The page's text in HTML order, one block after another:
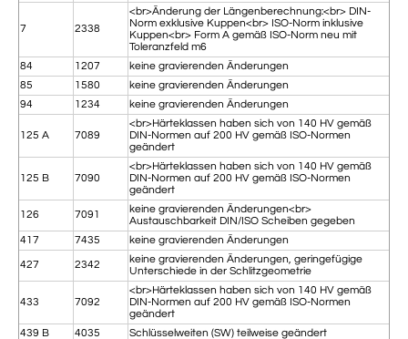
7 2338
<br>Änderung der Längenberechnung:<br> DIN-
Norm exklusive Kuppen<br> ISO-Norm inklusive
Kuppen<br> Form A gemäß ISO-Norm neu mit
Toleranzfeld m6
84
1207
keine gravierenden Änderungen
85
1580
keine gravierenden Änderungen
94
1234 keine gravierenden Änderungen
125 A 7089
<br>Härteklassen haben sich von 140 HV gemäß
DIN-Normen auf 200 HV gemäß ISO-Normen
geändert
125 B 7090
<br>Härteklassen haben sich von 140 HV gemäß
DIN-Normen auf 200 HV gemäß ISO-Normen
geändert
126 7091
keine gravierenden Änderungen<br>
Austauschbarkeit DIN/ISO Scheiben gegeben
417
7435 keine gravierenden Änderungen
427 2342
keine gravierenden Änderungen, geringefügige
Unterschiede in der Schlitzgeometrie
433 7092
<br>Härteklassen haben sich von 140 HV gemäß
DIN-Normen auf 200 HV gemäß ISO-Normen
geändert
439 B
4035
Schlüsselweiten (SW) teilweise geändert